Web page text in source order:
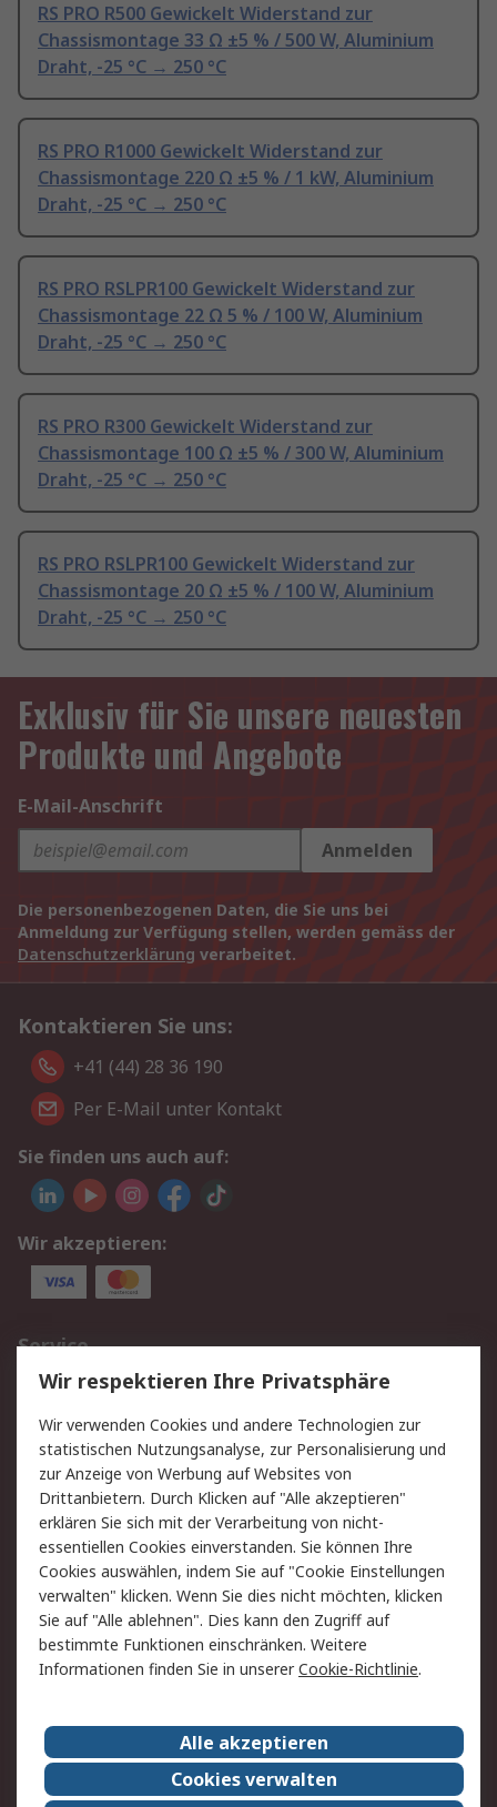
RS PRO R500 Gewickelt Widerstand zur
Chassismontage 33 Ω ±5 % / 500 W, Aluminium
Draht, -25 °C → 250 °C
RS PRO R1000 Gewickelt Widerstand zur
Chassismontage 220 Ω ±5 % / 1 kW, Aluminium
Draht, -25 °C → 250 °C
RS PRO RSLPR100 Gewickelt Widerstand zur
Chassismontage 22 Ω 5 % / 100 W, Aluminium
Draht, -25 °C → 250 °C
RS PRO R300 Gewickelt Widerstand zur
Chassismontage 100 Ω ±5 % / 300 W, Aluminium
Draht, -25 °C → 250 °C
RS PRO RSLPR100 Gewickelt Widerstand zur
Chassismontage 20 Ω ±5 % / 100 W, Aluminium
Draht, -25 °C → 250 °C
Exklusiv für Sie unsere neuesten
Produkte und Angebote
E-Mail-Anschrift
Anmelden
Die personenbezogenen Daten, die Sie uns bei
Anmeldung zur Verfügung stellen, werden gemäss der
Datenschutzerklärung verarbeitet.
Kontaktieren Sie uns:
+41 (44) 28 36 190
Per E-Mail unter Kontakt
Sie finden uns auch auf:
Wir akzeptieren:
Service
Value Added Services
Lieferlösungen
Rücksendungen
Kontakt
Hilfe
Rechtliches
AGB
Datenschutz
Cookie-Richtlinie
Zahlungsbedingungen
Copyright/Impressum
Über RS
Karriere bei RS
Nachhaltigkeit
Qualität/Umwelt/ZertifikatePresse-Center
Event-Center
Wir respektieren Ihre Privatsphäre
Wir verwenden Cookies und andere Technologien zur
statistischen Nutzungsanalyse, zur Personalisierung und
zur Anzeige von Werbung auf Websites von
Drittanbietern. Durch Klicken auf "Alle akzeptieren"
erklären Sie sich mit der Verarbeitung von nicht-
essentiellen Cookies einverstanden. Sie können Ihre
Cookies auswählen, indem Sie auf "Cookie Einstellungen
verwalten" klicken. Wenn Sie dies nicht möchten, klicken
Sie auf "Alle ablehnen". Dies kann den Zugriff auf
bestimmte Funktionen einschränken. Weitere
Informationen finden Sie in unsererCookie-Richtlinie.
Alle akzeptieren
Cookies verwalten